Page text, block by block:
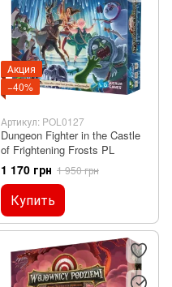
Акция
−40%
Артикул: POL0127
Dungeon Fighter in the Castle
of Frightening Frosts PL
1 170 грн 1 950 грн
Купить